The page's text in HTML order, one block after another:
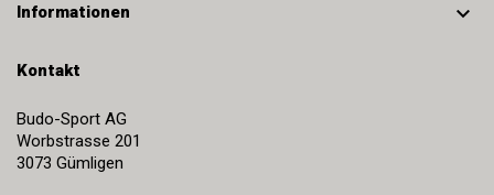
Informationen 
Kontakt
Budo-Sport AG
Worbstrasse 201
3073 Gümligen